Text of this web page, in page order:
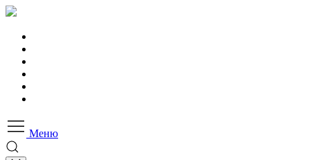
Меню